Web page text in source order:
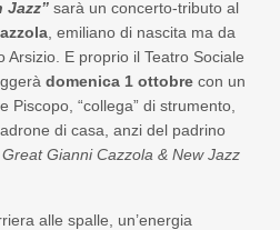
Jazz” sarà un concerto-tributo al
, emiliano di nascita ma da
Arsizio. E proprio il Teatro Sociale
domenica 1 ottobre con un
Piscopo, “collega” di strumento,
di casa, anzi del padrino
Great Gianni Cazzola & New Jazz
alle spalle, un’energia